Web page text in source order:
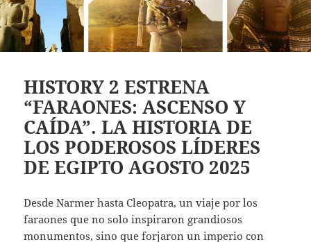
HISTORY 2 ESTRENA
“FARAONES: ASCENSO Y
CAÍDA”. LA HISTORIA DE
LOS PODEROSOS LÍDERES
DE EGIPTO AGOSTO 2025
Desde Narmer hasta Cleopatra, un viaje por los
faraones que no solo inspiraron grandiosos
monumentos, sino que forjaron un imperio con